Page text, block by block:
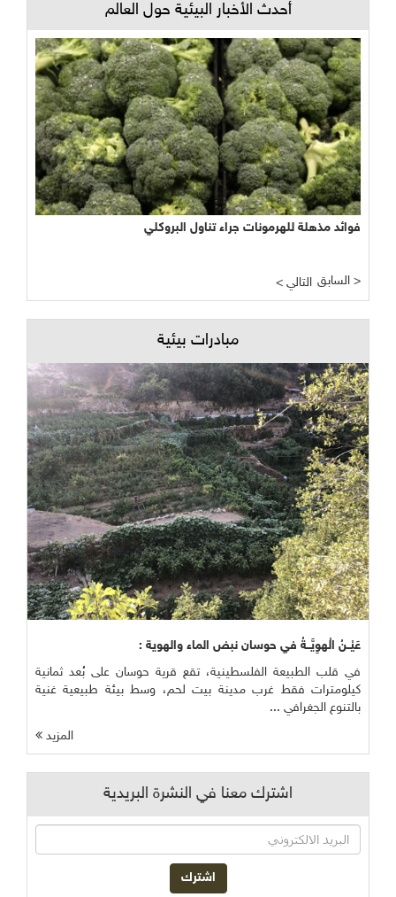
أحدث الأخبار البيئية حول العالم
فوائد مذهلة للهرمونات جراء تناول البروكلي
< التالي السابق >
مبادرات بيئية
عَيْــنُ الْهوِيَّــةُ في حوسان نبض الماء والهوية :
في قلب الطبيعة الفلسطينية، تقع قرية حوسان على بُعد ثمانية
كيلومترات فقط غرب مدينة بيت لحم، وسط بيئة طبيعية غنية
بالتنوع الجغرافي ...
المزيد
اشترك معنا في النشرة البريدية